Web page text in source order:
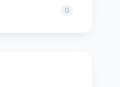
0